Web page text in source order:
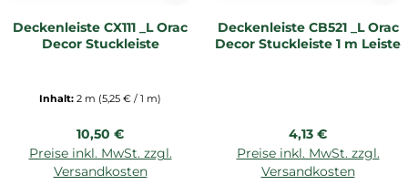
Deckenleiste CX111 _L Orac
Decor Stuckleiste
Inhalt: 2 m (5,25 € / 1 m)
Regulärer Preis:
10,50 €
Preise inkl. MwSt. zzgl.
Versandkosten
Deckenleiste CB521 _L Orac
Decor Stuckleiste 1 m Leiste
Regulärer Preis:
4,13 €
Preise inkl. MwSt. zzgl.
Versandkosten